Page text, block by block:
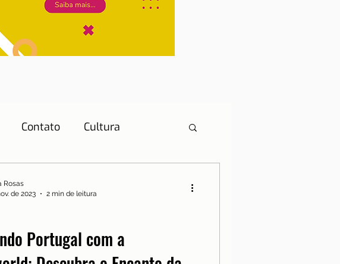
Contato Cultura
Portugal com a
Rosas
de 2023
2 min de leitura